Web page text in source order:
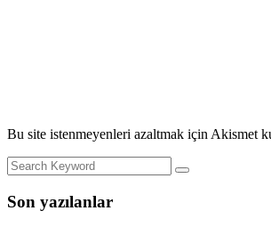
Bu site istenmeyenleri azaltmak için Akismet
Son yazılanlar